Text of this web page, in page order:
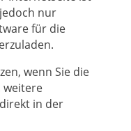
nur
für die
wenn Sie die
weitere
in der